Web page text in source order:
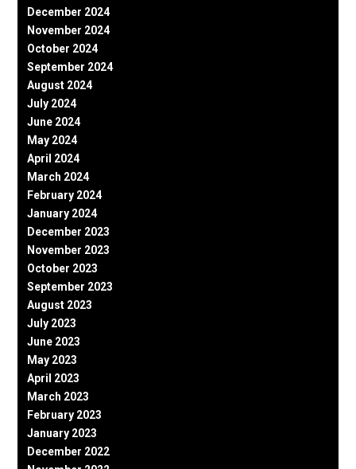
December 2024
November 2024
October 2024
September 2024
August 2024
July 2024
June 2024
May 2024
April 2024
March 2024
February 2024
January 2024
December 2023
November 2023
October 2023
September 2023
August 2023
July 2023
June 2023
May 2023
April 2023
March 2023
February 2023
January 2023
December 2022